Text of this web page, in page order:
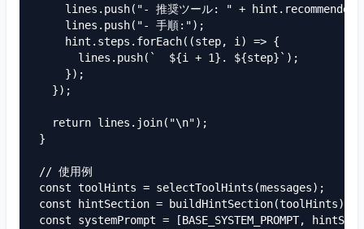
lines.push("- 推奨ツール: " +
    lines.push("- 手順:");
    hint.steps.forEach((step, i) => {
      lines.push(`  ${i + 1}. ${step}`);
    });
  });
  return lines.join("\n");
}
// 使用例
const toolHints = selectToolHints(messages);
const hintSection = buildHintSection(toolHints);
const systemPrompt = [BASE_SYSTEM_PROMPT,